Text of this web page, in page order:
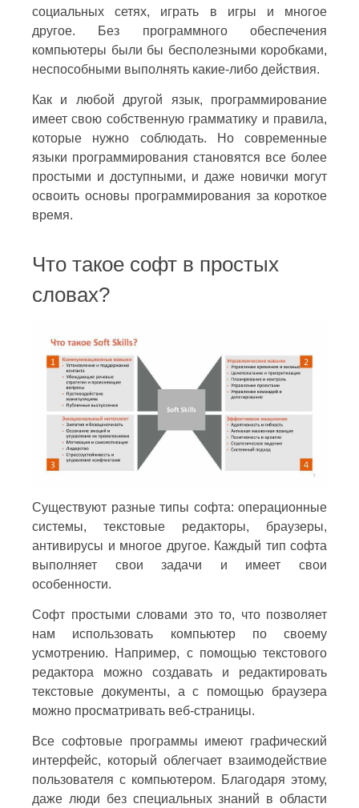
социальных сетях, играть в игры и многое
другое. Без программного обеспечения
компьютеры были бы бесполезными коробками,
неспособными выполнять какие-либо действия.
Как и любой другой язык, программирование
имеет свою собственную грамматику и правила,
которые нужно соблюдать. Но современные
языки программирования становятся все более
простыми и доступными, и даже новички могут
освоить основы программирования за короткое
время.
Что такое софт в простых
словах?
Существуют разные типы софта: операционные
системы, текстовые редакторы, браузеры,
антивирусы и многое другое. Каждый тип софта
выполняет свои задачи и имеет свои
особенности.
Софт простыми словами это то, что позволяет
нам использовать компьютер по своему
усмотрению. Например, с помощью текстового
редактора можно создавать и редактировать
текстовые документы, а с помощью браузера
можно просматривать веб-страницы.
Все софтовые программы имеют графический
интерфейс, который облегчает взаимодействие
пользователя с компьютером. Благодаря этому,
даже люди без специальных знаний в области